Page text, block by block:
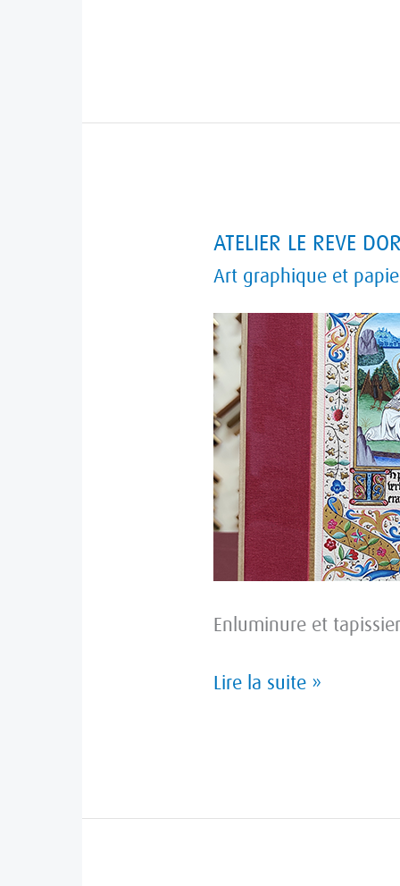
ATELIER LE REVE
Art graphique et
Enluminure et
ATELIER
LE
DORE
Lire la suite »